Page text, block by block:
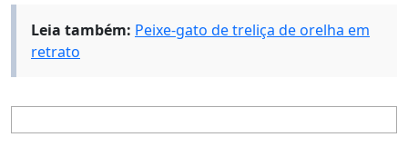
Leia também: Peixe-gato de treliça de orelha em
retrato